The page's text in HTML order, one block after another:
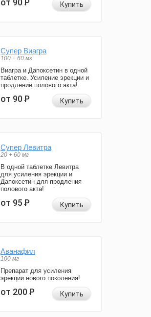
от 90Р Купить
Супер Виагра
100 + 60 мг
Виагра и Дапоксетин в одной
таблетке. Усиление эрекции и
продление полового акта!
от 90Р Купить
Супер Левитра
20 + 60 мг
В одной таблетке Левитра
для усиления эрекции и
Дапоксетин для продления
полового акта!
от 95Р Купить
Аванафил
100 мг
Препарат для усиления
эрекции нового поколения!
от 200Р Купить